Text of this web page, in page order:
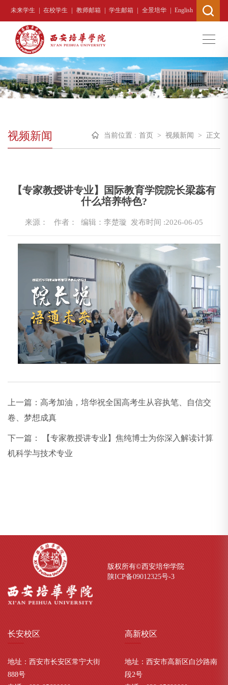
未来学生 | 在校学生 | 教师邮箱 | 学生邮箱 | 全景培华 | English
视频新闻 当前位置 : 首页 > 视频新闻 > 正文
【专家教授讲专业】国际教育学院院长梁蕊有
什么培养特色?
来源： 作者： 编辑：李楚璇 发布时间 :2026-06-05
上一篇： 高考加油，培华祝全国高考生从容执笔、自信交
卷、梦想成真
下一篇：
【专家教授讲专业】焦纯博士为你深入解读计算
机科学与技术专业
版权所有©西安培华学院
陕ICP备09012325号-3
长安校区
地址：西安市长安区常宁大街
888号
高新校区
地址：西安市高新区白沙路南
段2号